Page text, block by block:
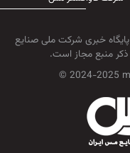
خبری شرکت ملی صنایع
ذکر منبع مجاز است.
© 2024-2025